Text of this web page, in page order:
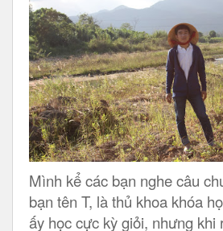
Mình kể các bạn nghe câu
bạn tên T, là thủ khoa khóa
ấy học cực kỳ giỏi, nhưng khi